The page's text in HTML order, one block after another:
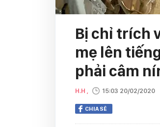
Bị chỉ trích
mẹ lên
phải câm
H.H , 15:03 20/02/2020
CHIA SẺ